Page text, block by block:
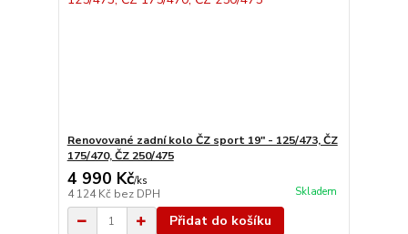
Renovované zadní kolo ČZ sport 19" - 125/473, ČZ
175/470, ČZ 250/475
4 990 Kč/ks
4 124 Kč bez DPH Skladem
Přidat do košíku